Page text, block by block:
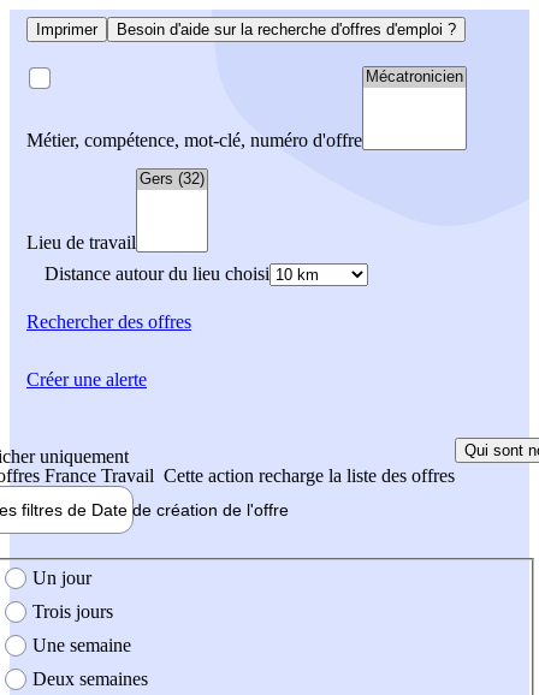
Imprimer Besoin d'aide sur la recherche d'offres d'emploi ?
Métier, compétence, mot-clé, numéro d'offre
Lieu de travail
Distance autour du lieu choisi
Rechercherdes offres
uniquement
France Travail Cette action recharge la liste des offres
Qui sont
filtres de Date de création de l'offre
création de l'offre
Un jour
Trois jours
Une semaine
Deux semaines
Créer une alerte